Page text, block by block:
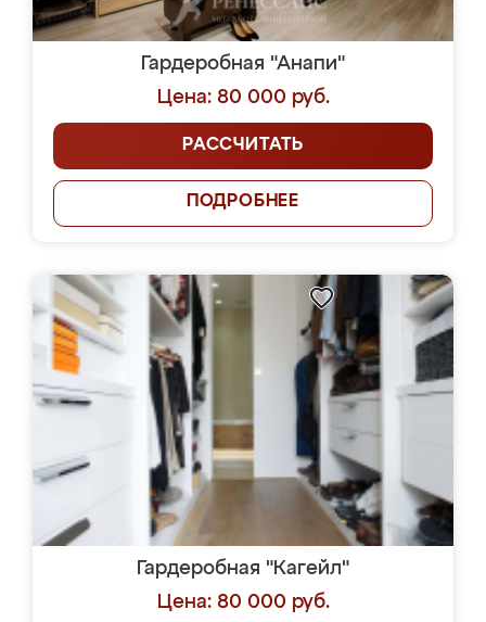
Гардеробная "Анапи"
Цена: 80 000 руб.
РАССЧИТАТЬ
ПОДРОБНЕЕ
Гардеробная "Кагейл"
Цена: 80 000 руб.